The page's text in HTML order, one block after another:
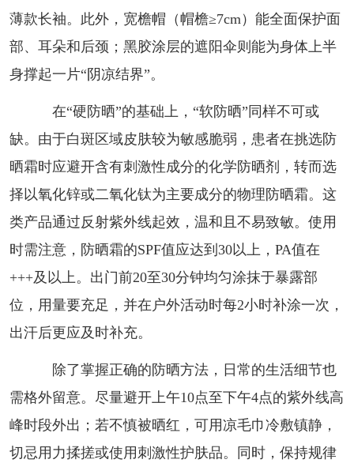
薄款长袖。此外，宽檐帽（帽檐≥7cm）能全面保护面
部、耳朵和后颈；黑胶涂层的遮阳伞则能为身体上半
身撑起一片“阴凉结界”。
在“硬防晒”的基础上，“软防晒”同样不可或
缺。由于白斑区域皮肤较为敏感脆弱，患者在挑选防
晒霜时应避开含有刺激性成分的化学防晒剂，转而选
择以氧化锌或二氧化钛为主要成分的物理防晒霜。这
类产品通过反射紫外线起效，温和且不易致敏。使用
时需注意，防晒霜的SPF值应达到30以上，PA值在
+++及以上。出门前20至30分钟均匀涂抹于暴露部
位，用量要充足，并在户外活动时每2小时补涂一次，
出汗后更应及时补充。
除了掌握正确的防晒方法，日常的生活细节也
需格外留意。尽量避开上午10点至下午4点的紫外线高
峰时段外出；若不慎被晒红，可用凉毛巾冷敷镇静，
切忌用力揉搓或使用刺激性护肤品。同时，保持规律